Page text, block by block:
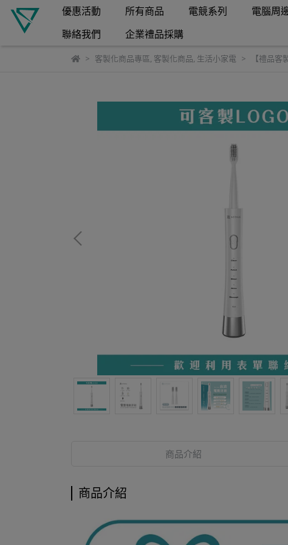
優惠活動 所有商品 電競系列 電腦周
聯絡我們
企業禮品採購
客製化商品專區, 客製化商品, 生活小家電 【禮品
商品介紹
商品介紹